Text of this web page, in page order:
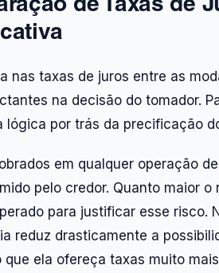
de Taxas de
nas taxas de juros entre as
na decisão do tomador.
lógica por trás da precificação
em qualquer operação
pelo credor. Quanto maior
para justificar esse risco.
reduz drasticamente a
que ela ofereça taxas muito